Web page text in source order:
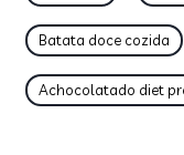
Batata doce cozida
Achocolatado diet